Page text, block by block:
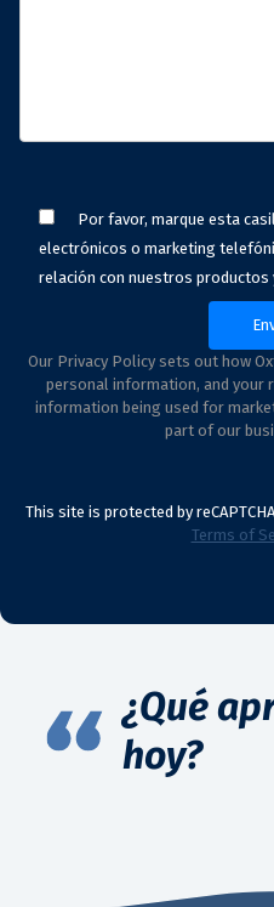
Por favor, marque esta
electrónicos o marketing
relación con nuestros productos
Our Privacy Policy sets out how
personal information, and your
information being used for
part of our
This site is protected by
Terms of
¿Qué
hoy?